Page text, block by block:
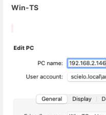
Win-TS